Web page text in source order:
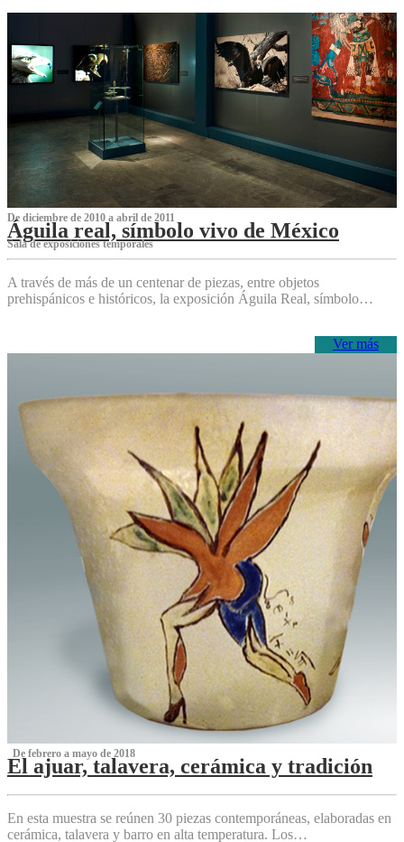
De diciembre de 2010 a abril de 2011
Águila real, símbolo vivo de México
Sala de exposiciones temporales
A través de más de un centenar de piezas, entre objetos
prehispánicos e históricos, la exposición Águila Real, símbolo…
Ver más
‌ De febrero a mayo de 2018
El ajuar, talavera, cerámica y tradición
‌
En esta muestra se reúnen 30 piezas contemporáneas, elaboradas en
cerámica, talavera y barro en alta temperatura. Los…